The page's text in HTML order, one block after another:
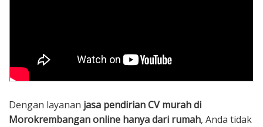
Dengan layanan jasa pendirian CV murah di
Morokrembangan online hanya dari rumah, Anda tidak